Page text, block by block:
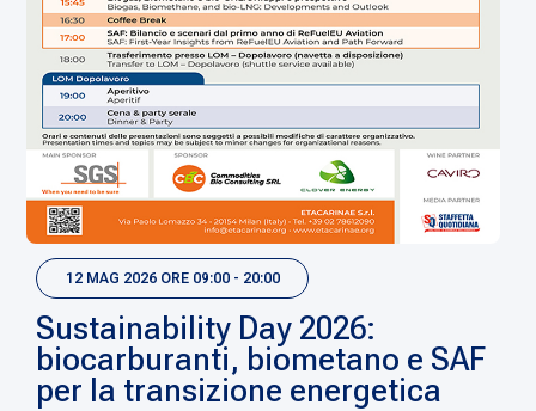
12 MAG 2026 ORE 09:00 - 20:00
Sustainability Day 2026:
biocarburanti, biometano e SAF
per la transizione energetica